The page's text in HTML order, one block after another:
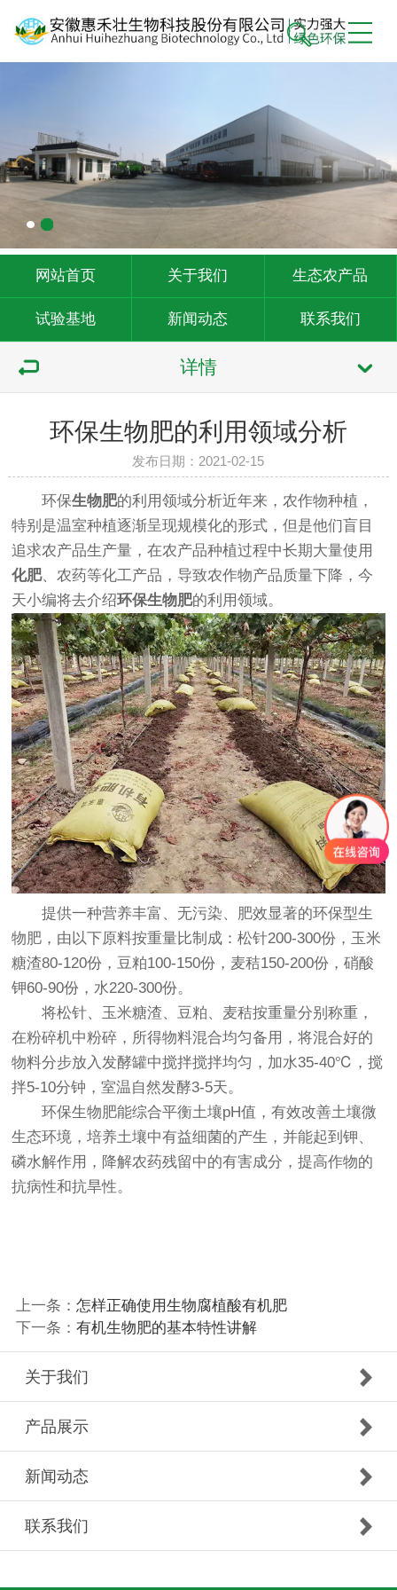
网站首页 关于我们 生态农产品
试验基地 新闻动态 联系我们
详情
环保生物肥的利用领域分析
发布日期：2021-02-15
环保生物肥的利用领域分析近年来，农作物种植，
特别是温室种植逐渐呈现规模化的形式，但是他们盲目
追求农产品生产量，在农产品种植过程中长期大量使用
化肥、农药等化工产品，导致农作物产品质量下降，今
天小编将去介绍环保生物肥的利用领域。
提供一种营养丰富、无污染、肥效显著的环保型生
物肥，由以下原料按重量比制成：松针200-300份，玉米
糖渣80-120份，豆粕100-150份，麦秸150-200份，硝酸
钾60-90份，水220-300份。
将松针、玉米糖渣、豆粕、麦秸按重量分别称重，
在粉碎机中粉碎，所得物料混合均匀备用，将混合好的
物料分步放入发酵罐中搅拌搅拌均匀，加水35-40℃，搅
拌5-10分钟，室温自然发酵3-5天。
环保生物肥能综合平衡土壤pH值，有效改善土壤微
生态环境，培养土壤中有益细菌的产生，并能起到钾、
磷水解作用，降解农药残留中的有害成分，提高作物的
抗病性和抗旱性。
上一条： 怎样正确使用生物腐植酸有机肥
下一条： 有机生物肥的基本特性讲解
关于我们
产品展示
新闻动态
联系我们